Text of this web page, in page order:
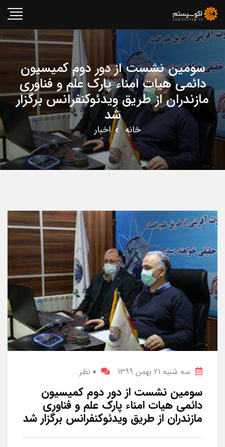
سومین نشست از دور دوم کمیسیون
دائمی هیات امناء پارک علم و فناوری
مازندران از طریق ویدئوکنفرانس برگزار
شد
خانه اخبار
سه شنبه 21 بهمن 1399 0 نظر
سومین نشست از دور دوم کمیسیون
دائمی هیات امناء پارک علم و فناوری
مازندران از طریق ویدئوکنفرانس برگزار شد